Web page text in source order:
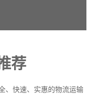
荐
、快速、实惠的物流运输